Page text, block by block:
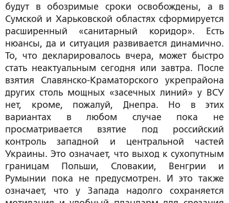
будут в обозримые сроки освобождены, а в
Сумской и Харьковской областях сформируется
расширенный «санитарный коридор». Есть
нюансы, да и ситуация развивается динамично.
То, что декларировалось вчера, может быстро
стать неактуальным сегодня или завтра. После
взятия Славянско-Краматорского укрепрайона
других столь мощных «засечных линий» у ВСУ
нет, кроме, пожалуй, Днепра. Но в этих
вариантах в любом случае пока не
просматривается взятие под российский
контроль западной и центральной частей
Украины. Это означает, что выход к сухопутным
границам Польши, Словакии, Венгрии и
Румынии пока не предусмотрен. И это также
означает, что у Запада надолго сохраняется